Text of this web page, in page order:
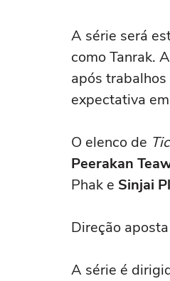
A série será
como Tanrak.
após
expectativa
O elenco de
Peerakan
Phak e Sinjai
Direção
A série é